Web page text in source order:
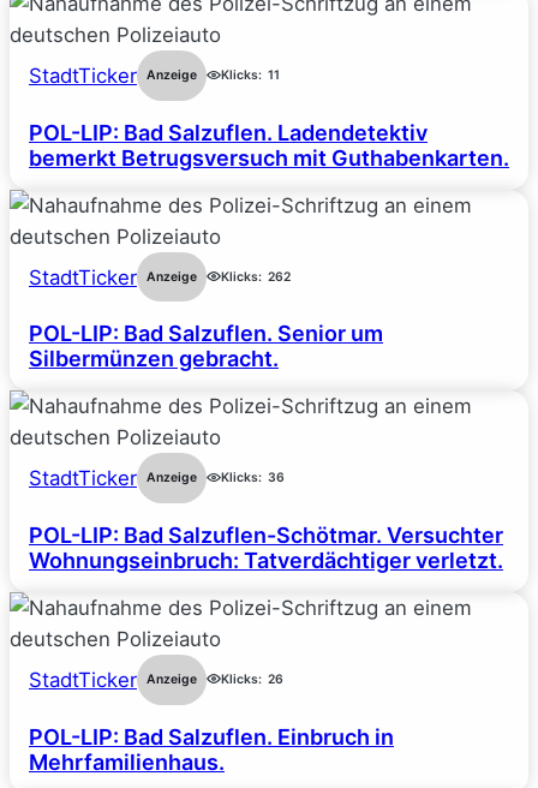
StadtTicker Anzeige Klicks: 11
POL-LIP: Bad Salzuflen. Ladendetektiv
bemerkt Betrugsversuch mit Guthabenkarten.
StadtTicker Anzeige Klicks: 262
POL-LIP: Bad Salzuflen. Senior um
Silbermünzen gebracht.
StadtTicker Anzeige Klicks: 36
POL-LIP: Bad Salzuflen-Schötmar. Versuchter
Wohnungseinbruch: Tatverdächtiger verletzt.
StadtTicker Anzeige Klicks: 26
POL-LIP: Bad Salzuflen. Einbruch in
Mehrfamilienhaus.